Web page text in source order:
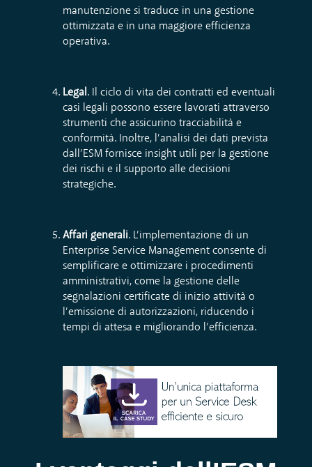
manutenzione si traduce in una gestione
ottimizzata e in una maggiore efficienza
operativa.
Legal . Il ciclo di vita dei contratti ed eventuali
casi legali possono essere lavorati attraverso
strumenti che assicurino tracciabilità e
conformità. Inoltre, l’analisi dei dati prevista
dall’ESM fornisce insight utili per la gestione
dei rischi e il supporto alle decisioni
strategiche.
Affari generali. L’implementazione di un
Enterprise Service Management consente di
semplificare e ottimizzare i procedimenti
amministrativi, come la gestione delle
segnalazioni certificate di inizio attività o
l’emissione di autorizzazioni, riducendo i
tempi di attesa e migliorando l’efficienza.